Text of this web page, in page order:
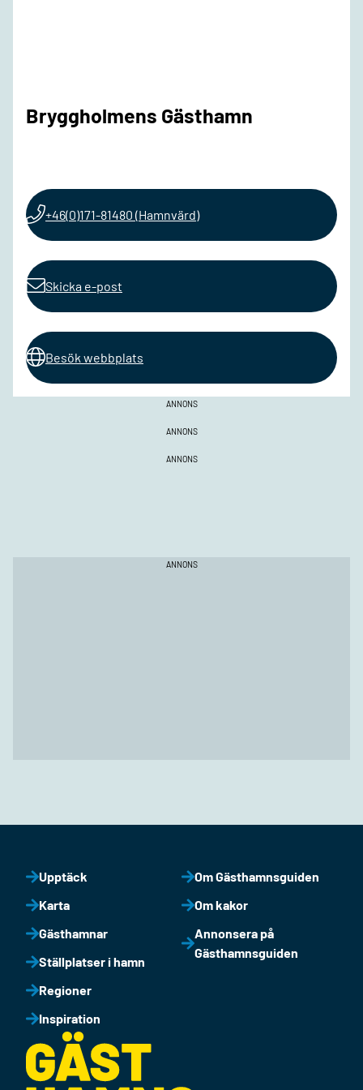
Bryggholmens Gästhamn
+46(0)171-81480 (Hamnvärd)
Skicka e-post
Besök webbplats
ANNONS
ANNONS
ANNONS
ANNONS
Upptäck
Karta
Gästhamnar
Ställplatser i hamn
Regioner
Inspiration
Om Gästhamnsguiden
Om kakor
Annonsera på
Gästhamnsguiden